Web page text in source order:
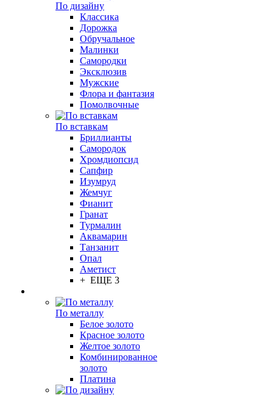
По дизайну
Классика
Дорожка
Обручальное
Малинки
Самородки
Эксклюзив
Мужские
Флора и фантазия
Помолвочные
По вставкам
Бриллианты
Самородок
Хромдиопсид
Сапфир
Изумруд
Жемчуг
Фианит
Гранат
Турмалин
Аквамарин
Танзанит
Опал
Аметист
+ ЕЩЕ 3
По металлу
Белое золото
Красное золото
Желтое золото
Комбинированное
золото
Платина